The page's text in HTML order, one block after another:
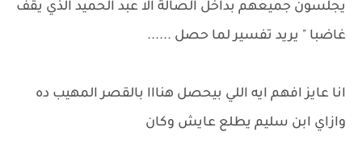
يجلسون جميعهم بداخل الصالة الا عبد الحميد الذي يقف
غاضبا " يريد تفسير لما حصل ......
انا عايز افهم ايه اللي بيحصل هنااا بالقصر المهيب ده
وازاي ابن سليم يطلع عايش وكان